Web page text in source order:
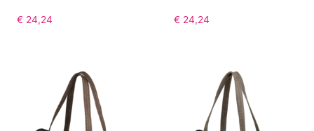
€ 24,24 € 24,24